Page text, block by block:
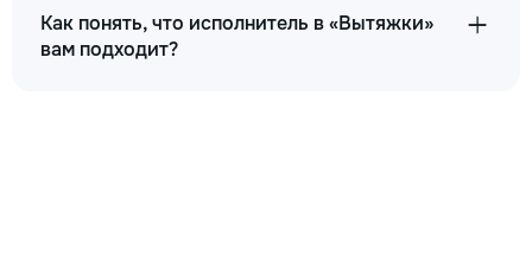
Как понять, что исполнитель в «Вытяжки»
вам подходит?